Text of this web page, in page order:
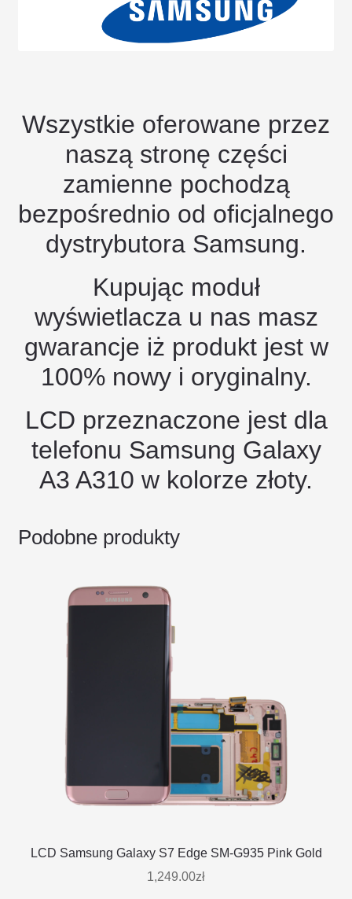
Wszystkie oferowane przez
naszą stronę części
zamienne pochodzą
bezpośrednio od oficjalnego
dystrybutora Samsung.
Kupując moduł
wyświetlacza u nas masz
gwarancje iż produkt jest w
100% nowy i oryginalny.
LCD przeznaczone jest dla
telefonu Samsung Galaxy
A3 A310 w kolorze złoty.
Podobne produkty
LCD Samsung Galaxy S7 Edge SM-G935 Pink Gold
1,249.00zł